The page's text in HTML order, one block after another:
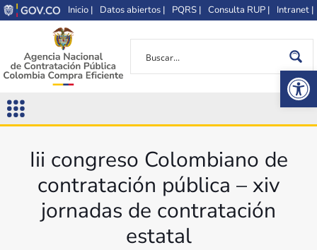
Inicio | Datos abiertos | PQRS | Consulta RUP | Intranet |
Iii congreso Colombiano de
contratación pública – xiv
jornadas de contratación
estatal